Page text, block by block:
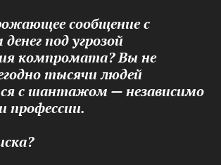
сообщение с
под угрозой
компромата? Вы не
тысячи людей
с шантажом — независимо
профессии.